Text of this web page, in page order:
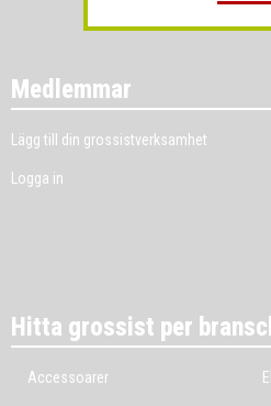
Medlemmar
Lägg till din grossistverksamhet
Logga in
Hitta grossist per
Accessoarer